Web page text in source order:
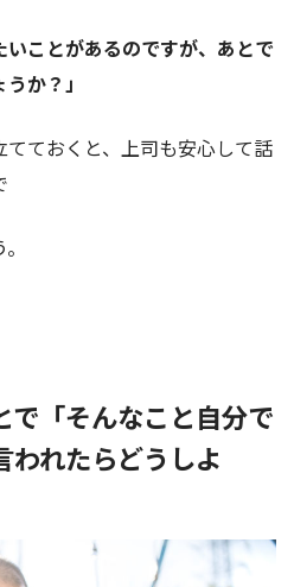
いことがあるのですが、あとで
か？」
ておくと、上司も安心して話
で「そんなこと自分で
われたらどうしよ